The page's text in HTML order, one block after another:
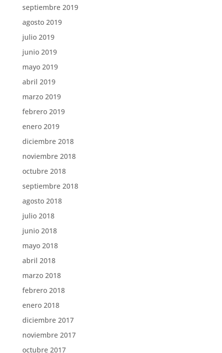
septiembre 2019
agosto 2019
julio 2019
junio 2019
mayo 2019
abril 2019
marzo 2019
febrero 2019
enero 2019
diciembre 2018
noviembre 2018
octubre 2018
septiembre 2018
agosto 2018
julio 2018
junio 2018
mayo 2018
abril 2018
marzo 2018
febrero 2018
enero 2018
diciembre 2017
noviembre 2017
octubre 2017